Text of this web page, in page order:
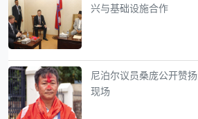
兴与基础设施合作
尼泊尔议员桑庞公开赞
现场